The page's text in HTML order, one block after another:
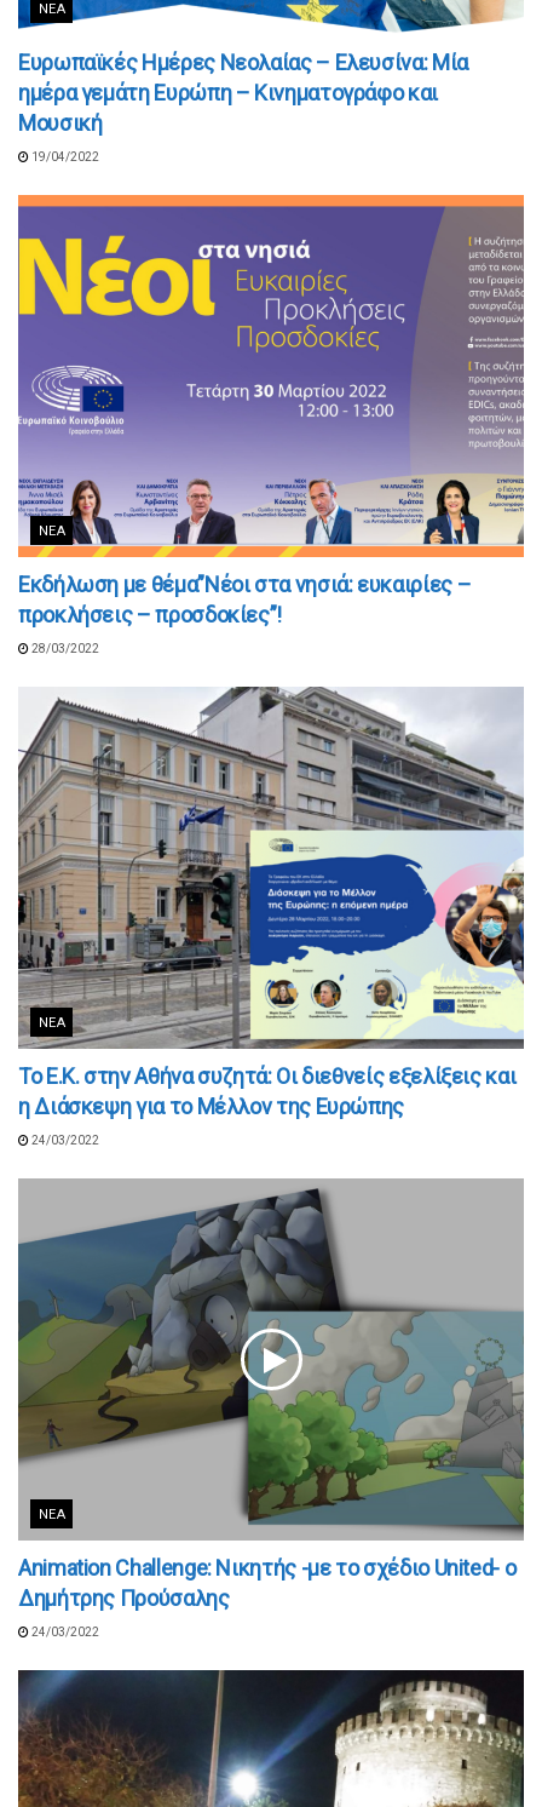
ΝΈΑ
Ευρωπαϊκές Ημέρες Νεολαίας – Ελευσίνα: Μία
ημέρα γεμάτη Ευρώπη – Κινηματογράφο και
Μουσική
19/04/2022
ΝΈΑ
Εκδήλωση με θέμα”Νέοι στα νησιά: ευκαιρίες –
προκλήσεις – προσδοκίες”!
28/03/2022
ΝΈΑ
Το Ε.Κ. στην Αθήνα συζητά: Οι διεθνείς εξελίξεις και
η Διάσκεψη για το Μέλλον της Ευρώπης
24/03/2022
ΝΈΑ
Animation Challenge: Νικητής -με το σχέδιο United- ο
Δημήτρης Προύσαλης
24/03/2022